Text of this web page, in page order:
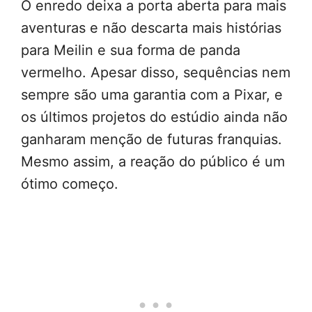
O enredo deixa a porta aberta para mais
aventuras e não descarta mais histórias
para Meilin e sua forma de panda
vermelho. Apesar disso, sequências nem
sempre são uma garantia com a Pixar, e
os últimos projetos do estúdio ainda não
ganharam menção de futuras franquias.
Mesmo assim, a reação do público é um
ótimo começo.